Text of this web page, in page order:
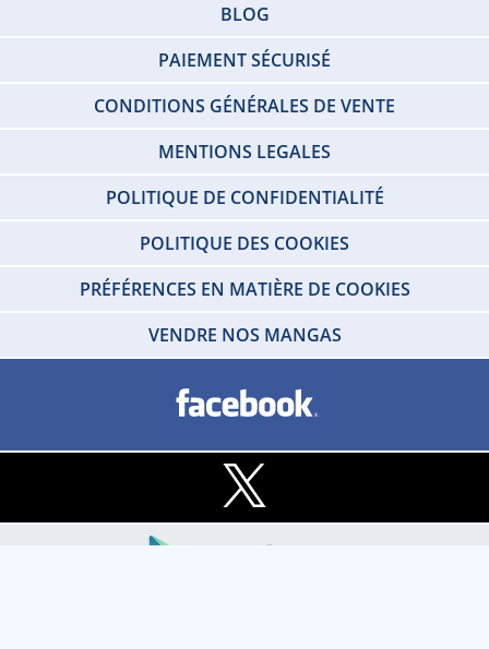
BLOG
PAIEMENT SÉCURISÉ
CONDITIONS GÉNÉRALES DE VENTE
MENTIONS LEGALES
POLITIQUE DE CONFIDENTIALITÉ
POLITIQUE DES COOKIES
PRÉFÉRENCES EN MATIÈRE DE COOKIES
VENDRE NOS MANGAS